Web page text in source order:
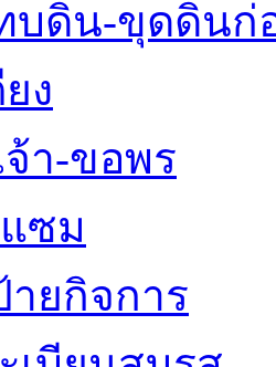
บดิน-ขุดดินก่
ง
า-ขอพร
ซม
ยกิจการ